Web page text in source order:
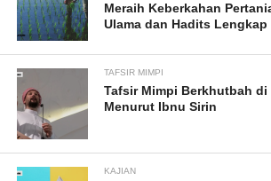
Meraih Keberkahan
Ulama dan Hadits Lengkap
TAFSIR MIMPI
Tafsir Mimpi Berkhutbah di
Menurut Ibnu Sirin
KAJIAN